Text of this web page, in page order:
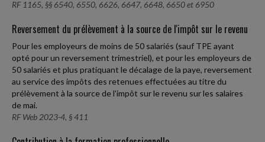
RF 1165, §§ 6540, 6550, 6626, 6647, 6648, 6650 et 6950
Reversement du prélèvement à la source de l'impôt sur le revenu
Pour les employeurs de moins de 50 salariés (sauf TPE ayant
opté pour un reversement trimestriel), et pour les employeurs de
50 salariés et plus pratiquant le décalage de la paye, reversement
au service des impôts des retenues effectuées au titre du
prélèvement à la source de l'impôt sur le revenu sur les salaires
de mai.
RF Web 2023-4, § 411